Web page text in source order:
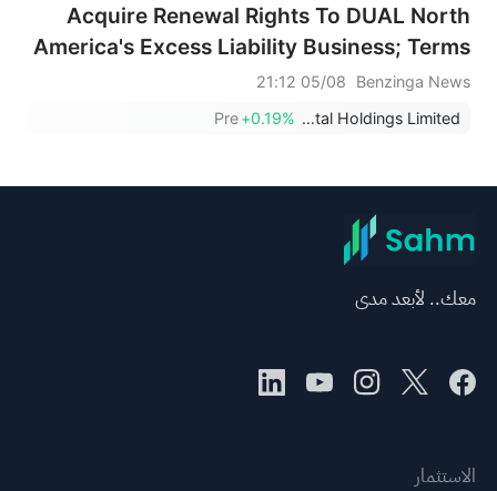
Acquire Renewal Rights To DUAL North
America's Excess Liability Business; Terms
Not Disclosed
Benzinga News
05/08 21:12
Axis Capital Holdings Limited
+0.19%
Pre
معك.. لأبعد مدى
الاستثمار